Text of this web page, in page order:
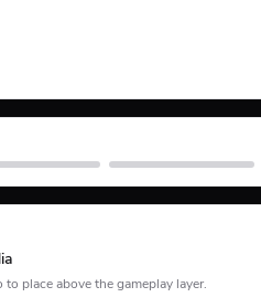
Planet Coaster
place above the gameplay layer.